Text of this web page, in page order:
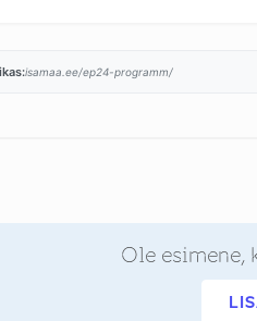
isamaa.ee/ep24-programm/
Ole esimene,